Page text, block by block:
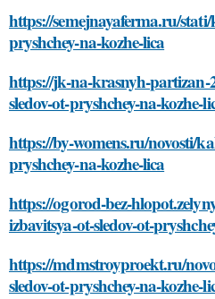
https://semejnayaferma.ru/
pryshchey-na-kozhe-lica
https://jk-na-krasnyh-partizan-
sledov-ot-pryshchey-na-kozhe-
https://by-womens.ru/novosti/
pryshchey-na-kozhe-lica
https://ogorod-bez-
izbavitsya-ot-sledov-ot-
https://mdmstroyproekt.ru/
sledov-ot-pryshchey-na-kozhe-